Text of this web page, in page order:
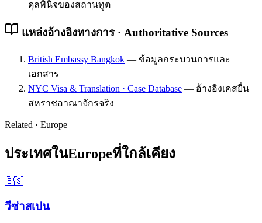
ดุลพินิจของสถานทูต
แหล่งอ้างอิงทางการ · Authoritative Sources
British Embassy Bangkok — ข้อมูลกระบวนการและ
เอกสาร
NYC Visa & Translation · Case Database — อ้างอิงเคสยื่น
สหราชอาณาจักรจริง
Related · Europe
ประเทศในEuropeที่ใกล้เคียง
🇪🇸
วีซ่าสเปน